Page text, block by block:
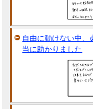
自由に動けない中、
当に助かりました